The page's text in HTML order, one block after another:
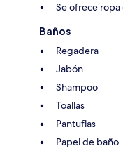
Se ofrece ropa
Baños
Regadera
Jabón
Shampoo
Toallas
Pantuflas
Papel de baño